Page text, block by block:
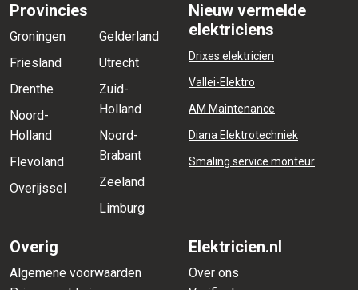
Provincies
Groningen
Friesland
Drenthe
Noord-
Holland
Flevoland
Overijssel
Gelderland
Utrecht
Zuid-
Holland
Noord-
Brabant
Zeeland
Limburg
Nieuw vermelde
elektriciens
Drixes elektricien
Vallei-Elektro
AM Maintenance
Diana Elektrotechniek
Smaling service monteur
Overig
Algemene voorwaarden
Elektricien.nl
Over ons